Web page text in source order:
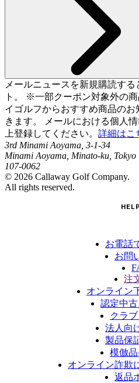
メールニュースを新規購読す
ト。 ※一部クーポン対象外の
イゴルフからおすすめ商品の
きます。 メールにおける個人
上登録してください。 詳細はこ
3rd Minami Aoyama, 3-1-34
Minami Aoyama, Minato-ku, Tokyo
107-0062
© 2026 Callaway Golf Company.
All rights reserved.
HELP
お電話
お問
注
オンライン
認定中
クラ
法人向
製品保
模倣
オンライン詐欺
返品